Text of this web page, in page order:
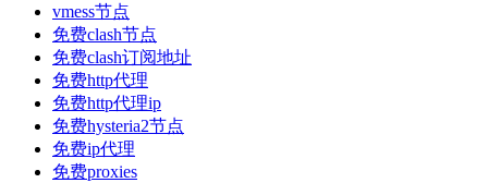
vmess节点
免费clash节点
免费clash订阅地址
免费http代理
免费http代理ip
免费hysteria2节点
免费ip代理
免费proxies